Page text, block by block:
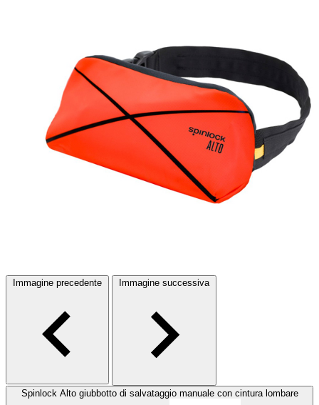
Immagine precedente Immagine successiva
Spinlock Alto giubbotto di salvataggio manuale con cintura lombare